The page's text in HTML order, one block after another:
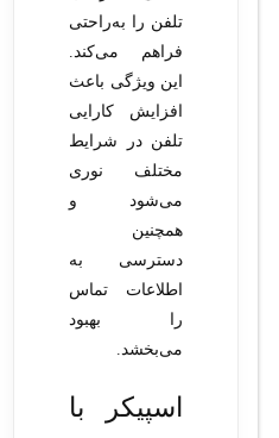
تلفن را به‌راحتی
فراهم می‌کند.
این ویژگی باعث
افزایش کارایی
تلفن در شرایط
مختلف نوری
می‌شود و
همچنین
دسترسی به
اطلاعات تماس
را بهبود
می‌بخشد.
اسپیکر با